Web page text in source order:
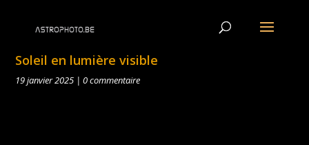
Soleil en lumière visible
19 janvier 2025 |0 commentaire